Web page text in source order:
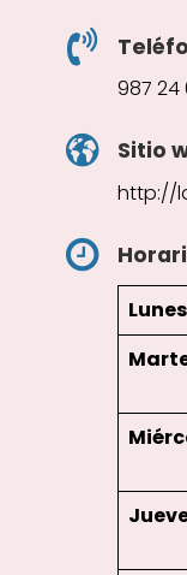
987 24
Sitio
http://
Lunes